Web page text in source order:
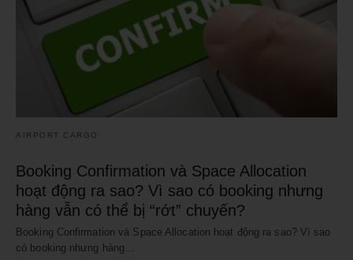
AIRPORT CARGO
Booking Confirmation và Space Allocation
hoạt động ra sao? Vì sao có booking nhưng
hàng vẫn có thể bị “rớt” chuyến?
Booking Confirmation và Space Allocation hoạt động ra sao? Vì sao
có booking nhưng hàng…